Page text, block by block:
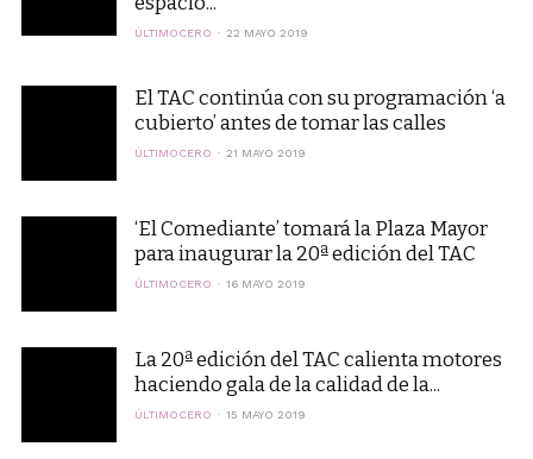
ÚLTIMOCERO 22 MAYO 2019
El TAC continúa con su programación ‘a
cubierto’ antes de tomar las calles
ÚLTIMOCERO 21 MAYO 2019
‘El Comediante’ tomará la Plaza Mayor
para inaugurar la 20ª edición del TAC
ÚLTIMOCERO 16 MAYO 2019
La 20ª edición del TAC calienta motores
haciendo gala de la calidad de la...
ÚLTIMOCERO 15 MAYO 2019